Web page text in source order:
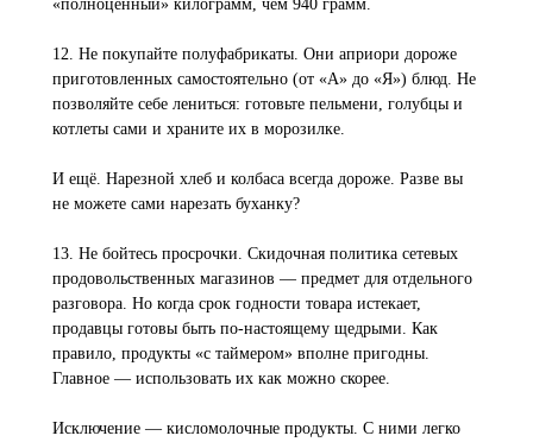
«полноценный» килограмм, чем 940 грамм.
12. Не покупайте полуфабрикаты. Они априори дороже
приготовленных самостоятельно (от «А» до «Я») блюд. Не
позволяйте себе лениться: готовьте пельмени, голубцы и
котлеты сами и храните их в морозилке.
И ещё. Нарезной хлеб и колбаса всегда дороже. Разве вы
не можете сами нарезать буханку?
13. Не бойтесь просрочки. Скидочная политика сетевых
продовольственных магазинов — предмет для отдельного
разговора. Но когда срок годности товара истекает,
продавцы готовы быть по-настоящему щедрыми. Как
правило, продукты «с таймером» вполне пригодны.
Главное — использовать их как можно скорее.
Исключение — кисломолочные продукты. С ними легко